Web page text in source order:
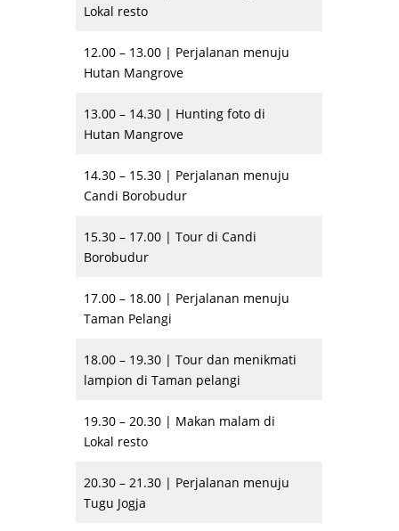
Lokal resto
12.00 – 13.00 | Perjalanan menuju
Hutan Mangrove
13.00 – 14.30 | Hunting foto di
Hutan Mangrove
14.30 – 15.30 | Perjalanan menuju
Candi Borobudur
15.30 – 17.00 | Tour di Candi
Borobudur
17.00 – 18.00 | Perjalanan menuju
Taman Pelangi
18.00 – 19.30 | Tour dan menikmati
lampion di Taman pelangi
19.30 – 20.30 | Makan malam di
Lokal resto
20.30 – 21.30 | Perjalanan menuju
Tugu Jogja